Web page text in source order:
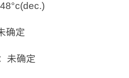
确定
未确定